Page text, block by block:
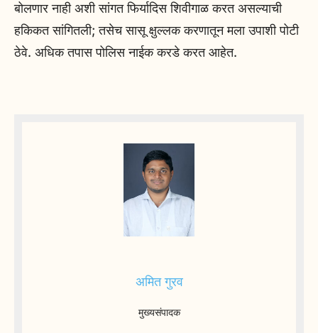
बोलणार नाही अशी सांगत फिर्यादिस शिवीगाळ करत असल्याची
हकिकत सांगितली; तसेच सासू क्षुल्लक करणातून मला उपाशी पोटी
ठेवे. अधिक तपास पोलिस नाईक करडे करत आहेत.
अमित गुरव
मुख्यसंपादक